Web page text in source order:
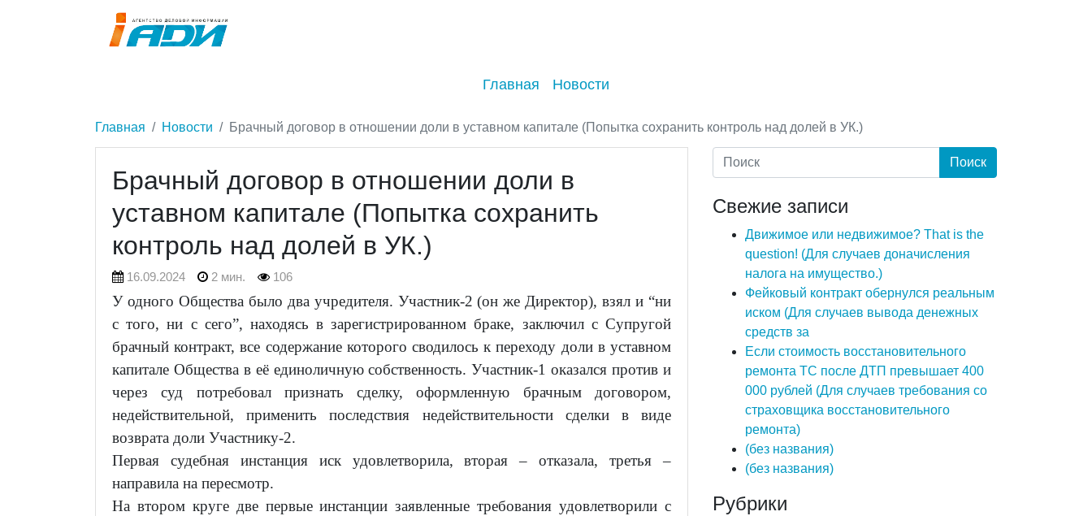
Главная Новости
Главная Новости Брачный договор в отношении доли в уставном капитале (Попытка сохранить контроль над долей в УК.)
Брачный договор в отношении доли в
уставном капитале (Попытка сохранить
контроль над долей в УК.)
16.09.2024 2 мин. 106
У одного Общества было два учредителя. Участник-2 (он же Директор), взял и “ни
с того, ни с сего”, находясь в зарегистрированном браке, заключил с Супругой
брачный контракт, все содержание которого сводилось к переходу доли в уставном
капитале Общества в её единоличную собственность. Участник-1 оказался против и
через суд потребовал признать сделку, оформленную брачным договором,
недействительной, применить последствия недействительности сделки в виде
возврата доли Участнику-2.
Первая судебная инстанция иск удовлетворила, вторая – отказала, третья –
направила на пересмотр.
На втором круге две первые инстанции заявленные требования удовлетворили с
Свежие записи
Движимое или недвижимое? That is the
question! (Для случаев доначисления
налога на имущество.)
Фейковый контракт обернулся реальным
иском (Для случаев вывода денежных
средств за
Если стоимость восстановительного
ремонта ТС после ДТП превышает 400
000 рублей (Для случаев требования со
страховщика восстановительного
ремонта)
(без названия)
(без названия)
Рубрики